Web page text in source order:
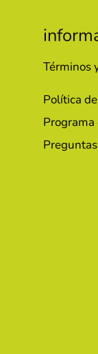
Términos
Política